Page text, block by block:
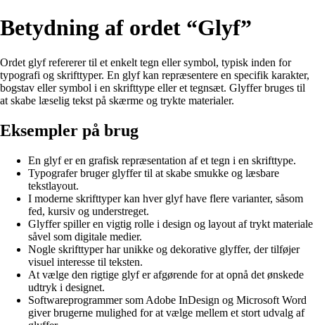
Betydning af ordet “Glyf”
Ordet glyf refererer til et enkelt tegn eller symbol, typisk inden for
typografi og skrifttyper. En glyf kan repræsentere en specifik karakter,
bogstav eller symbol i en skrifttype eller et tegnsæt. Glyffer bruges til
at skabe læselig tekst på skærme og trykte materialer.
Eksempler på brug
En glyf er en grafisk repræsentation af et tegn i en skrifttype.
Typografer bruger glyffer til at skabe smukke og læsbare
tekstlayout.
I moderne skrifttyper kan hver glyf have flere varianter, såsom
fed, kursiv og understreget.
Glyffer spiller en vigtig rolle i design og layout af trykt materiale
såvel som digitale medier.
Nogle skrifttyper har unikke og dekorative glyffer, der tilføjer
visuel interesse til teksten.
At vælge den rigtige glyf er afgørende for at opnå det ønskede
udtryk i designet.
Softwareprogrammer som Adobe InDesign og Microsoft Word
giver brugerne mulighed for at vælge mellem et stort udvalg af